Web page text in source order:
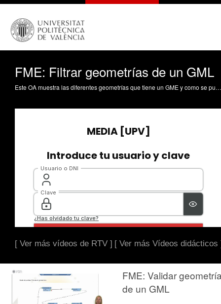
FME: Filtrar geometrías de un GML
Este OA muestra las diferentes geometrías que tiene un GME y como se pueden extraer para realizar operaciones de análisis. Coll Aliaga, PE. (2019). FME: Filtrar geometrías de un GML. https://riunet.upv.es/handle/10251/122008 DER
[ Ver más vídeos de RTV ] [ Ver más Vídeos didácticos
FME: Validar
de un GML